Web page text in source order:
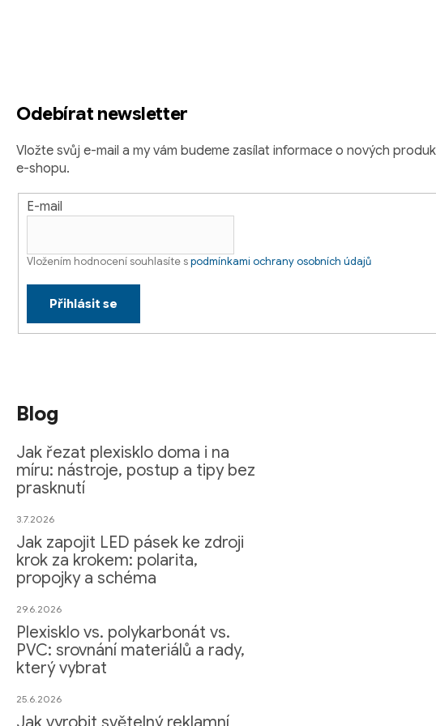
Odebírat newsletter
Vložte svůj e-mail a my vám budeme zasílat informace o nových
e-shopu.
E-mail
Vložením hodnocení souhlasíte spodmínkami ochrany osobních údajů
Přihlásit se
Blog
Jak řezat plexisklo doma i na
míru: nástroje, postup a tipy bez
prasknutí
3.7.2026
Jak zapojit LED pásek ke zdroji
krok za krokem: polarita,
propojky a schéma
29.6.2026
Plexisklo vs. polykarbonát vs.
PVC: srovnání materiálů a rady,
který vybrat
25.6.2026